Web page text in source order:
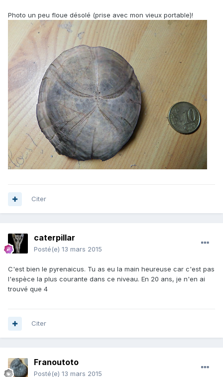
Photo un peu floue désolé (prise avec mon vieux portable)!
Citer
caterpillar
Posté(e) 13 mars 2015
C'est bien le pyrenaicus. Tu as eu la main heureuse car c'est pas
l'espèce la plus courante dans ce niveau. En 20 ans, je n'en ai
trouvé que 4
Citer
Franoutoto
Posté(e) 13 mars 2015